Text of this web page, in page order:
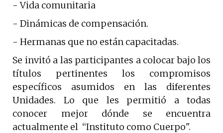
- Vida comunitaria
- Dinámicas de compensación.
- Hermanas que no están capacitadas.
Se invitó a las participantes a colocar bajo los
títulos pertinentes los compromisos
específicos asumidos en las diferentes
Unidades. Lo que les permitió a todas
conocer mejor dónde se encuentra
actualmente el “Instituto como Cuerpo".